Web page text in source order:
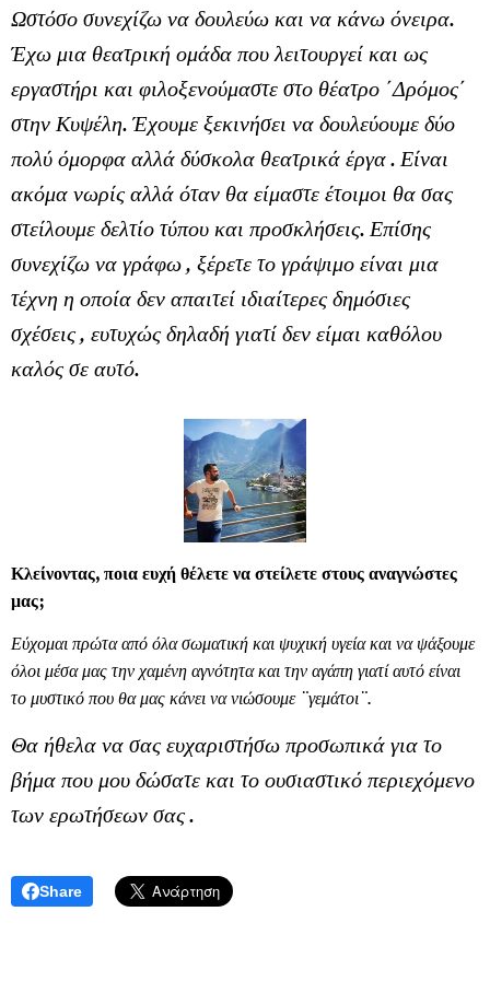
Ωστόσο συνεχίζω να δουλεύω και να κάνω όνειρα.
Έχω μια θεατρική ομάδα που λειτουργεί και ως
εργαστήρι και φιλοξενούμαστε στο θέατρο ΄Δρόμος΄
στην Κυψέλη. Έχουμε ξεκινήσει να δουλεύουμε δύο
πολύ όμορφα αλλά δύσκολα θεατρικά έργα . Είναι
ακόμα νωρίς αλλά όταν θα είμαστε έτοιμοι θα σας
στείλουμε δελτίο τύπου και προσκλήσεις. Επίσης
συνεχίζω να γράφω , ξέρετε το γράψιμο είναι μια
τέχνη η οποία δεν απαιτεί ιδιαίτερες δημόσιες
σχέσεις , ευτυχώς δηλαδή γιατί δεν είμαι καθόλου
καλός σε αυτό.
Κλείνοντας, ποια ευχή θέλετε να στείλετε στους αναγνώστες
μας;
Εύχομαι πρώτα από όλα σωματική και ψυχική υγεία και να ψάξουμε
όλοι μέσα μας την χαμένη αγνότητα και την αγάπη γιατί αυτό είναι
το μυστικό που θα μας κάνει να νιώσουμε ¨γεμάτοι¨.
Θα ήθελα να σας ευχαριστήσω προσωπικά για το
βήμα που μου δώσατε και το ουσιαστικό περιεχόμενο
των ερωτήσεων σας .
Share